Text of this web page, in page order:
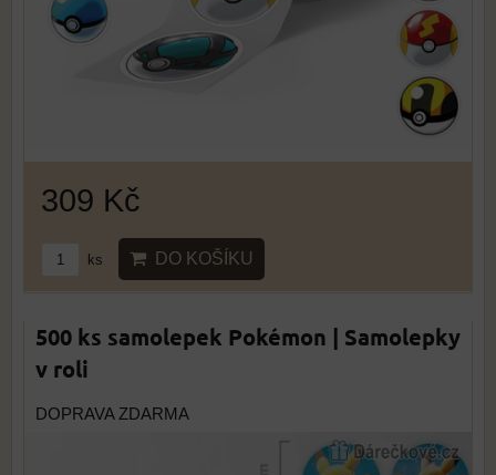
309 Kč
ks DO KOŠÍKU
500 ks samolepek Pokémon | Samolepky
v roli
DOPRAVA ZDARMA